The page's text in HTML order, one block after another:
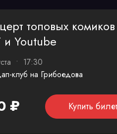
топовых
Youtube
• 17:30
клуб на Грибоедова
₽ Купить